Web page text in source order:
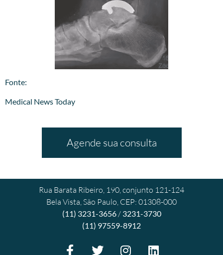
​Fonte:
Medical News Today
Agende sua consulta
Rua Barata Ribeiro, 190, conjunto 121-124
Bela Vista, São Paulo, CEP: 01308-000
(11) 3231-3656/ 3231-3730
(11) 97559-8912